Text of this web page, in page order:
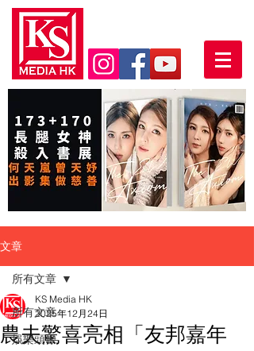
文章
所有文章
娛樂頭條
所有文章
農夫驚喜亮相「友邦嘉年
KS Media HK
2025年12月24日